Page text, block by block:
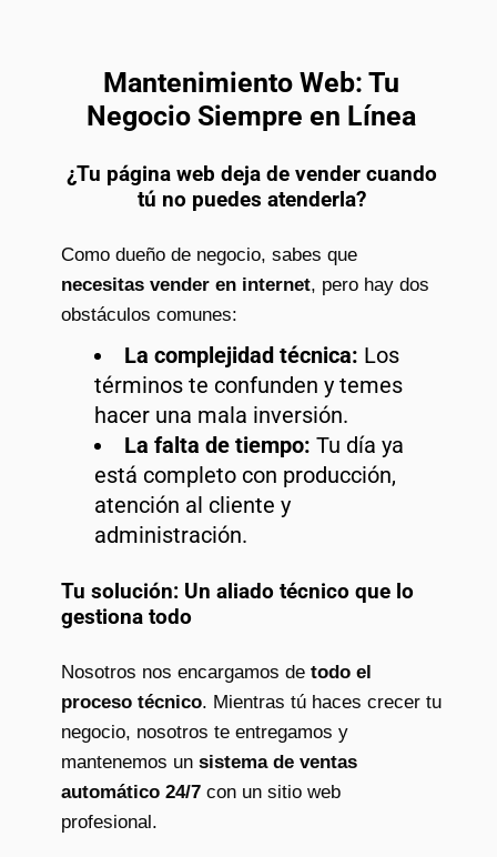
Mantenimiento Web: Tu
Negocio Siempre en Línea
¿Tu página web deja de vender cuando
tú no puedes atenderla?
Como dueño de negocio, sabes que
necesitas vender en internet, pero hay dos
obstáculos comunes:
La complejidad técnica: Los
términos te confunden y temes
hacer una mala inversión.
La falta de tiempo: Tu día ya
está completo con producción,
atención al cliente y
administración.
Tu solución: Un aliado técnico que lo
gestiona todo
Nosotros nos encargamos de todo el
proceso técnico. Mientras tú haces crecer tu
negocio, nosotros te entregamos y
mantenemos un sistema de ventas
automático 24/7 con un sitio web
profesional.